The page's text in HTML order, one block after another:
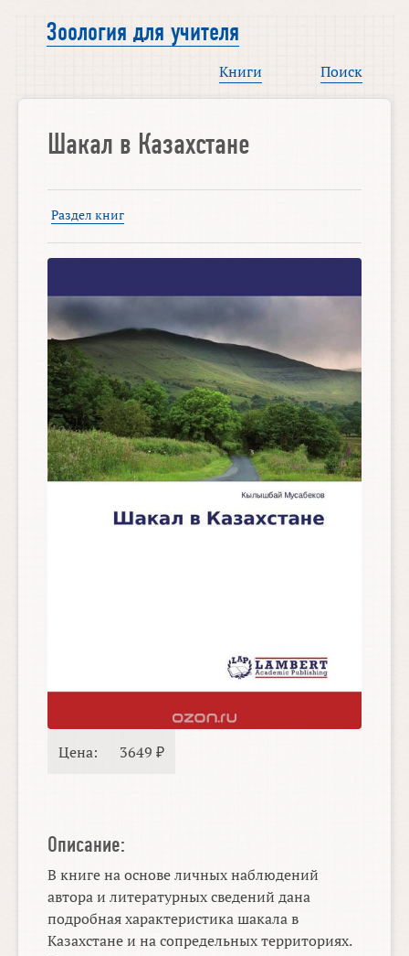
Зоология для учителя
Книги Поиск
Шакал в Казахстане
Раздел книг
Цена: 3649 ₽
Описание:
В книге на основе личных наблюдений
автора и литературных сведений дана
подробная характеристика шакала в
Казахстане и на сопредельных территориях.